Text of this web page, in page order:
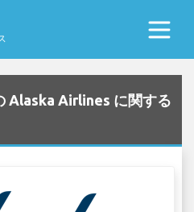
Alaska Airlines に関する